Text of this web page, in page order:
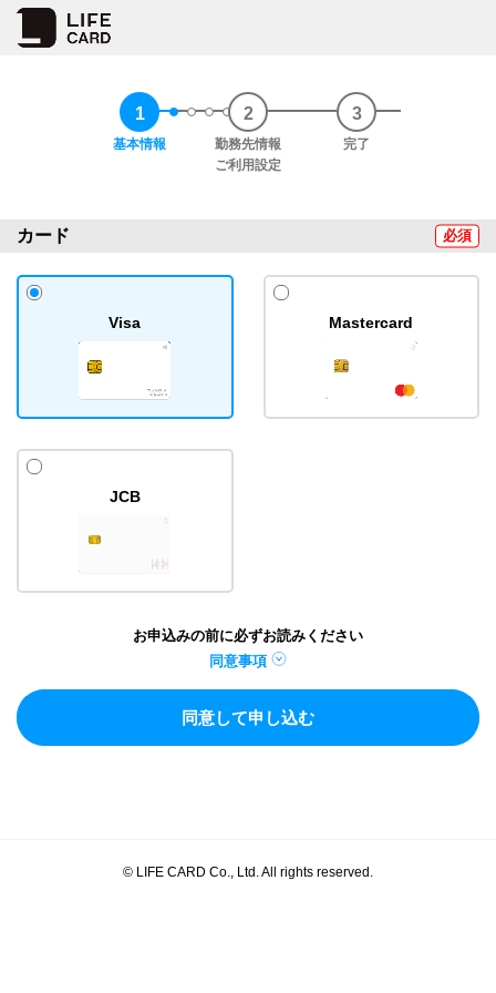
1
基本情報
1-11-21-3 1-41-5 2
勤務先情報
ご利用設定
3
完了
カード 必須
Visa Mastercard
JCB
お申込みの前に必ずお読みください
同意事項
同意して申し込む
© LIFE CARD Co., Ltd. All rights reserved.